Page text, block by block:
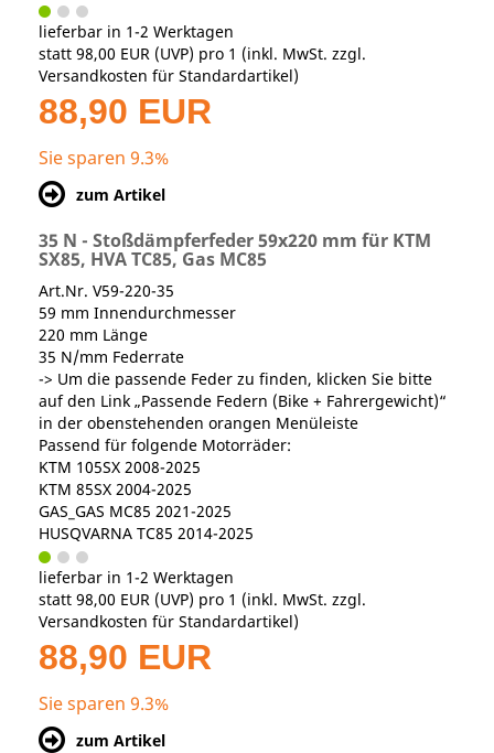
lieferbar in 1-2 Werktagen
statt 98,00 EUR (UVP) pro 1 (inkl. MwSt. zzgl.
Versandkosten für Standardartikel)
88,90 EUR
Sie sparen 9.3%
zum Artikel
35 N - Stoßdämpferfeder 59x220 mm für KTM
SX85, HVA TC85, Gas MC85
Art.Nr. V59-220-35
59 mm Innendurchmesser
220 mm Länge
35 N/mm Federrate
-> Um die passende Feder zu finden, klicken Sie bitte
auf den Link „Passende Federn (Bike + Fahrergewicht)“
in der obenstehenden orangen Menüleiste
Passend für folgende Motorräder:
KTM 105SX 2008-2025
KTM 85SX 2004-2025
GAS_GAS MC85 2021-2025
HUSQVARNA TC85 2014-2025
lieferbar in 1-2 Werktagen
statt 98,00 EUR (UVP) pro 1 (inkl. MwSt. zzgl.
Versandkosten für Standardartikel)
88,90 EUR
Sie sparen 9.3%
zum Artikel